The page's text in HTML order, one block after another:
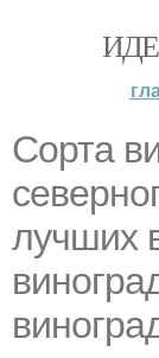
Сорта
лучших